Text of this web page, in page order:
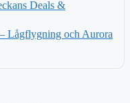
Deals &
Lågflygning och Aurora